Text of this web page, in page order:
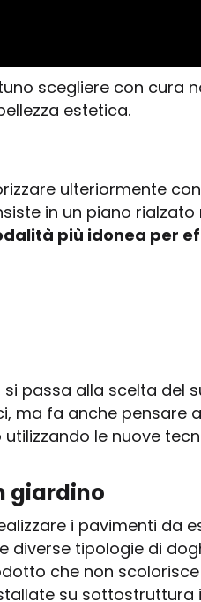
scegliere con cura
estetica.
ulteriormente
in un piano
più idonea per
passa alla scelta del
ma fa anche pensare
le nuove
giardino
i pavimenti da
diverse tipologie di
che non
su sottostruttura